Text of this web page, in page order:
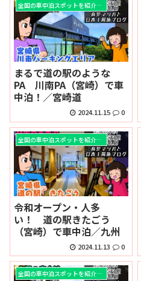
全国の車中泊スポットを紹介！！
まるで道の駅のような
PA 川南PA（宮崎）で車
中泊！／宮崎道
2024.11.15 0
全国の車中泊スポットを紹介！！
令和オープン・人多
い！ 道の駅きたごう
（宮崎）で車中泊／九州
2024.11.13 0
全国の車中泊スポットを紹介！！